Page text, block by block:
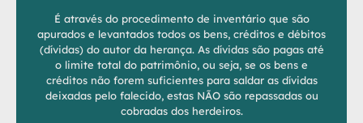
É através do procedimento de inventário que são
apurados e levantados todos os bens, créditos e débitos
(dívidas) do autor da herança. As dívidas são pagas até
o limite total do patrimônio, ou seja, se os bens e
créditos não forem suficientes para saldar as dívidas
deixadas pelo falecido, estas NÃO são repassadas ou
cobradas dos herdeiros.